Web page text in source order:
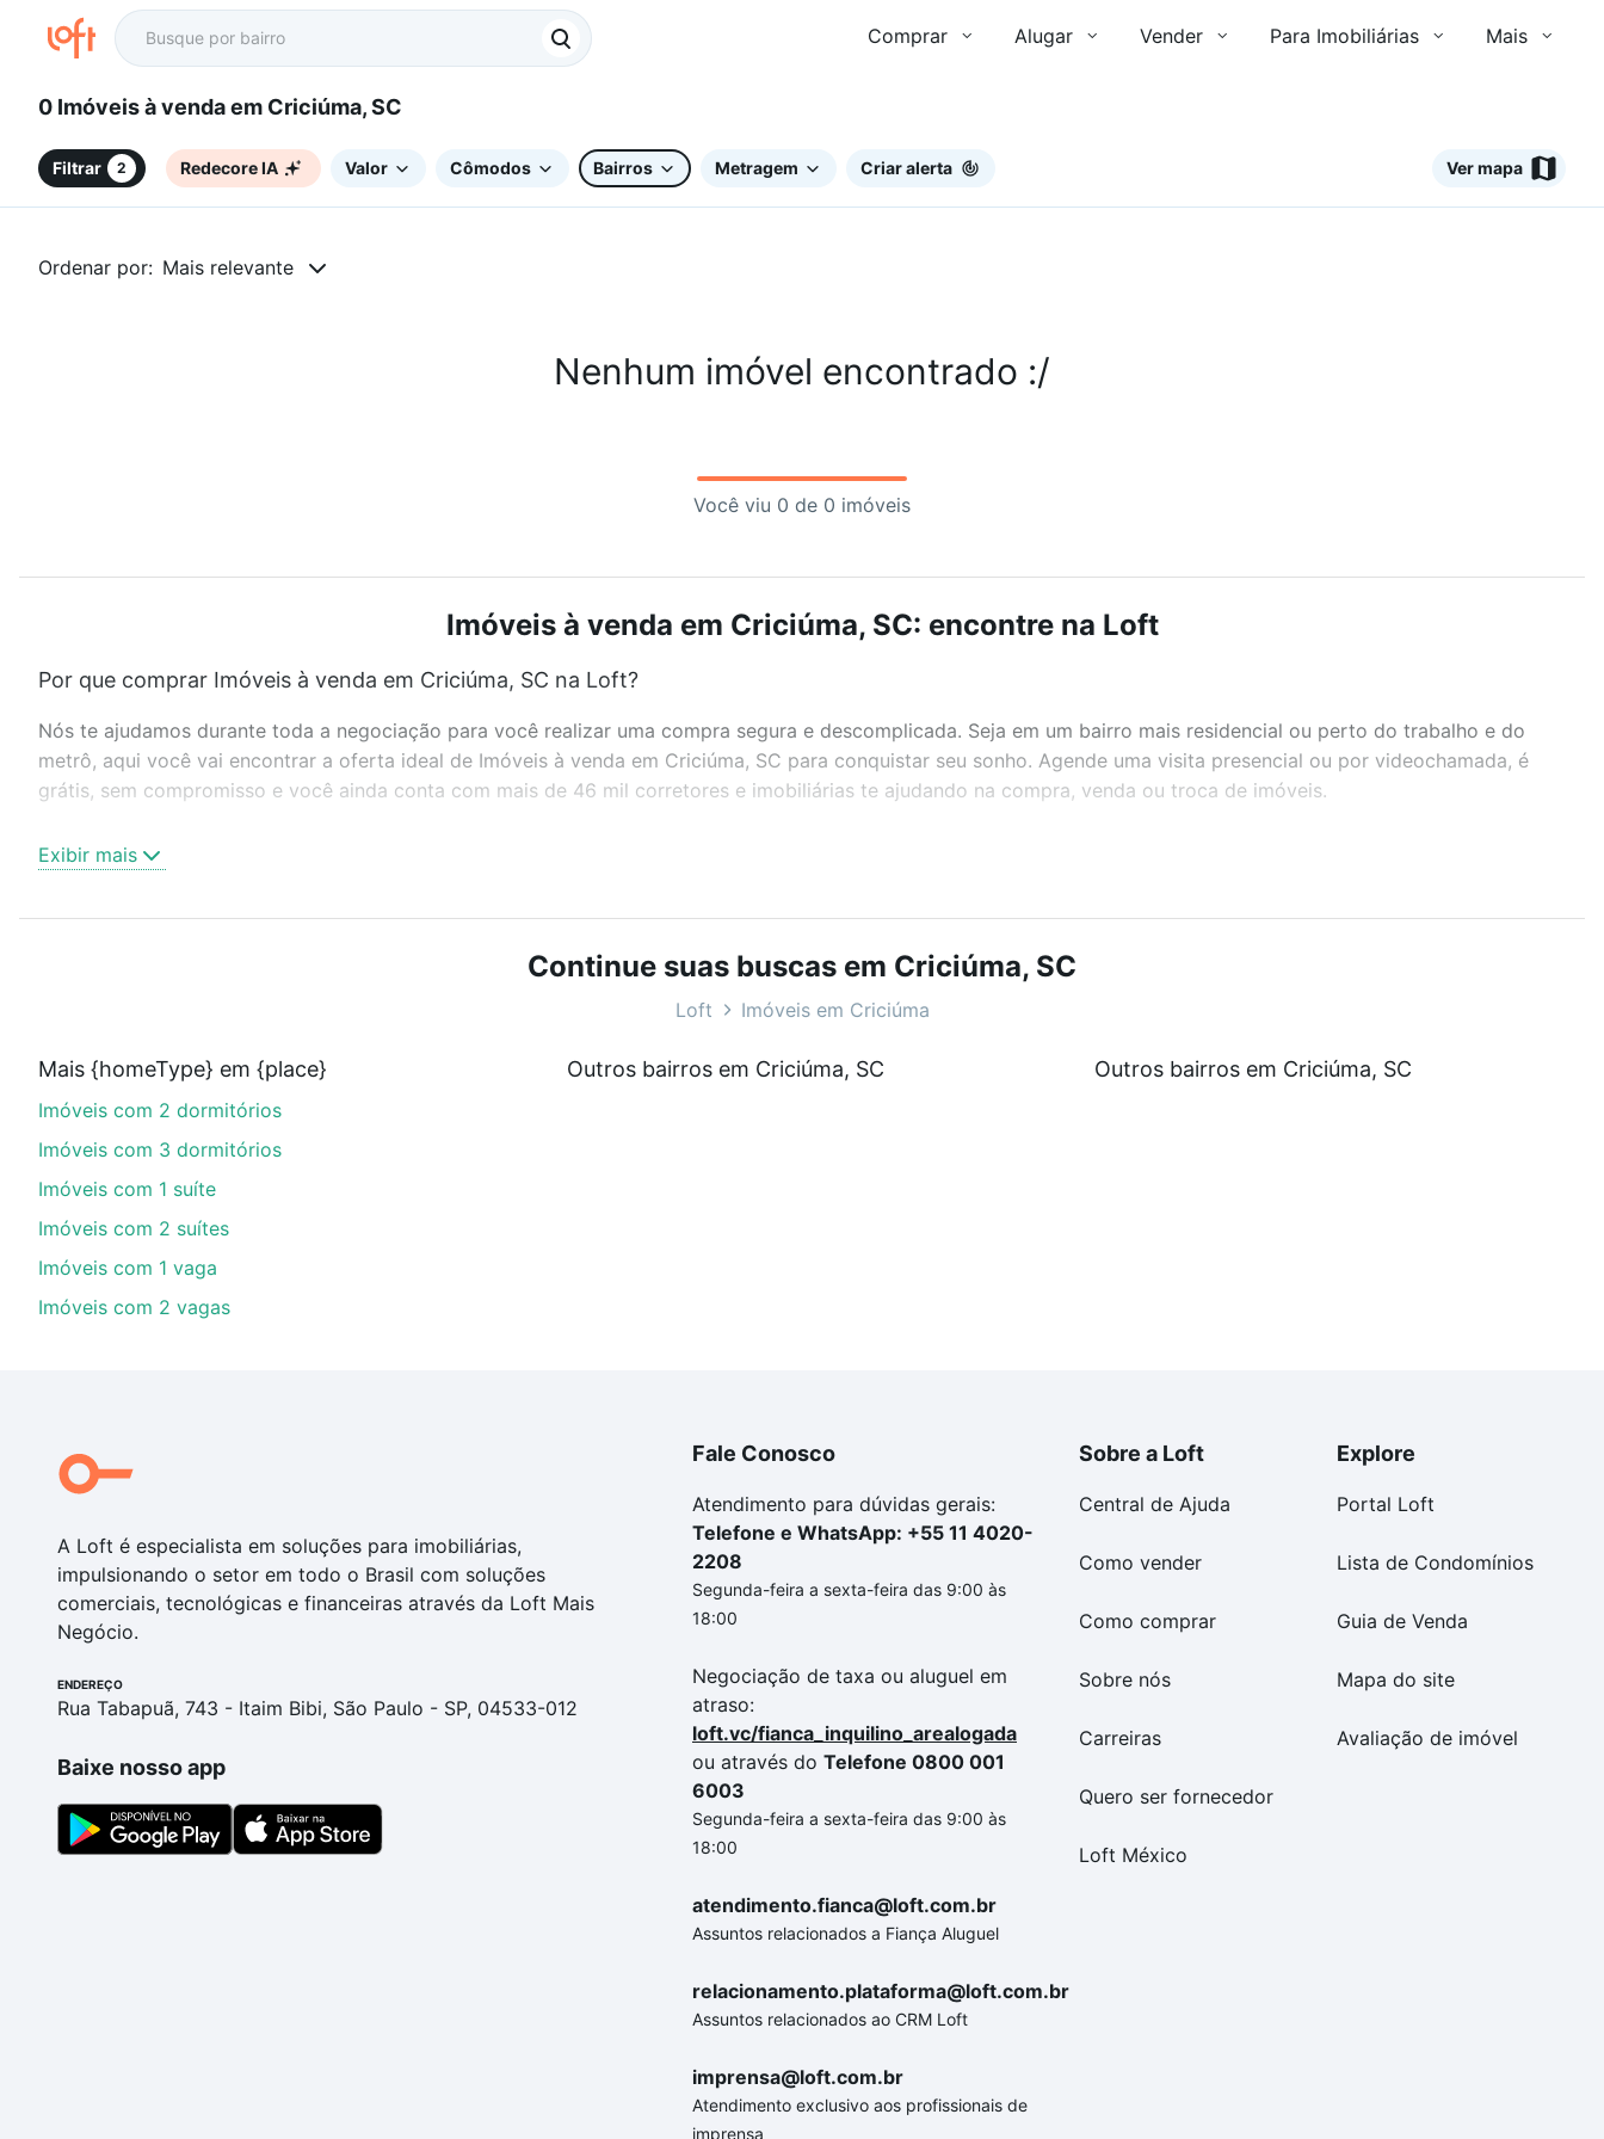
Comprar Alugar Vender Para Imobiliárias Mais
0 Imóveis à venda em Criciúma, SC
Filtrar 2 Redecore IA Valor Cômodos Bairros Metragem Criar alerta Ver mapa
Ordenar por: Mais relevante
Nenhum imóvel encontrado :/
Você viu 0 de 0 imóveis
Imóveis à venda em Criciúma, SC: encontre na Loft
Por que comprar Imóveis à venda em Criciúma, SC na Loft?
Nós te ajudamos durante toda a negociação para você realizar uma compra segura e descomplicada. Seja em um bairro mais residencial ou perto do trabalho e do
metrô, aqui você vai encontrar a oferta ideal de Imóveis à venda em Criciúma, SC para conquistar seu sonho. Agende uma visita presencial ou por videochamada, é
grátis, sem compromisso e você ainda conta com mais de 46 mil corretores e imobiliárias te ajudando na compra, venda ou troca de imóveis.
ou sem vaga de garagem para combinar perfeitamente com o preço, metragem e comodidades, como piscina, academia, salão de festas ou área verde e encontrar
Imóveis à venda em Criciúma, SC ideal para você na Loft.
parcelas podem se adequar ao seu orçamento. Se ainda tem alguma dúvida dos custos envolvidos no processo de compra, veja em nosso portal quanto custa comprar
um apartamento e conte com a gente para comprar o imóvel dos seus sonhos com segurança e conforto. Loft, com você até as chaves.
Exibir mais
Continue suas buscas em Criciúma, SC
Loft Imóveis em Criciúma
Mais {homeType} em {place}
Imóveis com 2 dormitórios
Imóveis com 3 dormitórios
Imóveis com 1 suíte
Imóveis com 2 suítes
Imóveis com 1 vaga
Imóveis com 2 vagas
Outros bairros em Criciúma, SC Outros bairros em Criciúma, SC
A Loft é especialista em soluções para imobiliárias,
impulsionando o setor em todo o Brasil com soluções
comerciais, tecnológicas e financeiras através da Loft Mais
Negócio.
ENDEREÇO
Rua Tabapuã, 743 - Itaim Bibi, São Paulo - SP, 04533-012
Baixe nosso app
Fale Conosco
Atendimento para dúvidas gerais:
Telefone e WhatsApp: +55 11 4020-
2208
Segunda-feira a sexta-feira das 9:00 às
18:00
Negociação de taxa ou aluguel em
atraso:
loft.vc/fianca_inquilino_arealogada
ou através do Telefone 0800 001
6003
Segunda-feira a sexta-feira das 9:00 às
18:00
atendimento.fianca@loft.com.br
Assuntos relacionados a Fiança Aluguel
relacionamento.plataforma@loft.com.br
Assuntos relacionados ao CRM Loft
imprensa@loft.com.br
Atendimento exclusivo aos profissionais de
imprensa
Sobre a Loft
Central de Ajuda
Como vender
Como comprar
Sobre nós
Carreiras
Quero ser fornecedor
Loft México
Explore
Portal Loft
Lista de Condomínios
Guia de Venda
Mapa do site
Avaliação de imóvel